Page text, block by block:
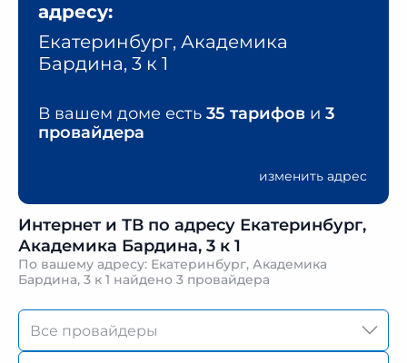
изменить адрес
адресу:
Екатеринбург, Академика
Бардина, 3 к 1
В вашем доме есть 35 тарифов и 3
провайдера
Интернет и ТВ по адресу Екатеринбург,
Академика Бардина, 3 к 1
По вашему адресу: Екатеринбург, Академика
Бардина, 3 к 1 найдено 3 провайдера